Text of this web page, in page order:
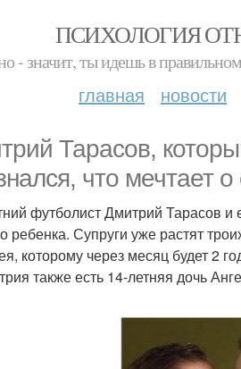
ПСИХОЛОГИЯ
- значит, ты идешь в
главная новости
Тарасов,
что мечтает
футболист Дмитрий Тарасов и
ребенка. Супруги уже растят
которому через месяц будет 2
также есть 14-летняя дочь